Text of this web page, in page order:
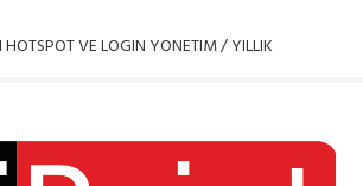
VE LOGIN YONETIM / YILLIK